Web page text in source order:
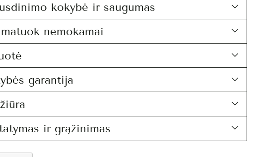
kokybė ir saugumas
nemokamai
garantija
ir grąžinimas